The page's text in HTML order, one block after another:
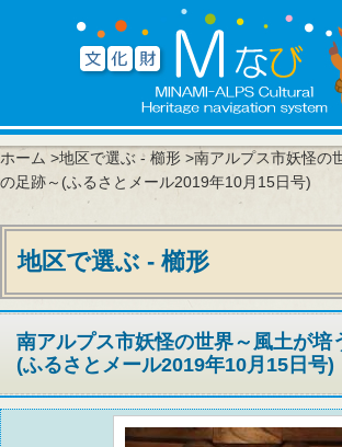
ホーム >地区で選ぶ - 櫛形 >南アルプス市妖怪の
の足跡～(ふるさとメール2019年10月15日号)
地区で選ぶ - 櫛形
南アルプス市妖怪の世界～風土が培
(ふるさとメール2019年10月15日号)